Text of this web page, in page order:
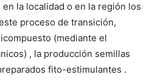
la localidad o en la región los
proceso de transición,
(mediante el
, la producción semillas
fito-estimulantes .